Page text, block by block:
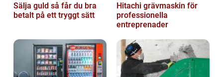
Sälja guld så får du bra
betalt på ett tryggt sätt
Hitachi grävmaskin för
professionella
entreprenader